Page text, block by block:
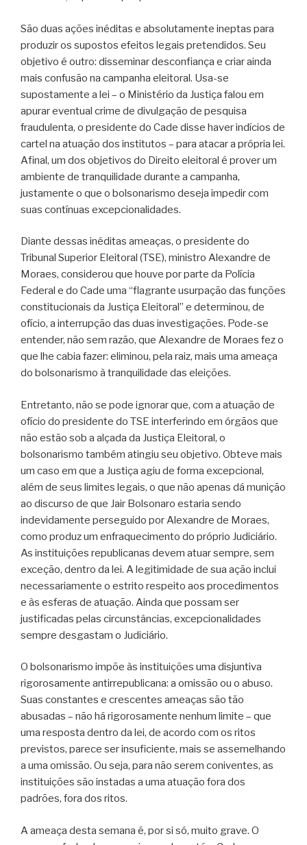
São duas ações inéditas e absolutamente ineptas para
produzir os supostos efeitos legais pretendidos. Seu
objetivo é outro: disseminar desconfiança e criar ainda
mais confusão na campanha eleitoral. Usa-se
supostamente a lei – o Ministério da Justiça falou em
apurar eventual crime de divulgação de pesquisa
fraudulenta, o presidente do Cade disse haver indícios de
cartel na atuação dos institutos – para atacar a própria lei.
Afinal, um dos objetivos do Direito eleitoral é prover um
ambiente de tranquilidade durante a campanha,
justamente o que o bolsonarismo deseja impedir com
suas contínuas excepcionalidades.
Diante dessas inéditas ameaças, o presidente do
Tribunal Superior Eleitoral (TSE), ministro Alexandre de
Moraes, considerou que houve por parte da Polícia
Federal e do Cade uma “flagrante usurpação das funções
constitucionais da Justiça Eleitoral” e determinou, de
ofício, a interrupção das duas investigações. Pode-se
entender, não sem razão, que Alexandre de Moraes fez o
que lhe cabia fazer: eliminou, pela raiz, mais uma ameaça
do bolsonarismo à tranquilidade das eleições.
Entretanto, não se pode ignorar que, com a atuação de
ofício do presidente do TSE interferindo em órgãos que
não estão sob a alçada da Justiça Eleitoral, o
bolsonarismo também atingiu seu objetivo. Obteve mais
um caso em que a Justiça agiu de forma excepcional,
além de seus limites legais, o que não apenas dá munição
ao discurso de que Jair Bolsonaro estaria sendo
indevidamente perseguido por Alexandre de Moraes,
como produz um enfraquecimento do próprio Judiciário.
As instituições republicanas devem atuar sempre, sem
exceção, dentro da lei. A legitimidade de sua ação inclui
necessariamente o estrito respeito aos procedimentos
e às esferas de atuação. Ainda que possam ser
justificadas pelas circunstâncias, excepcionalidades
sempre desgastam o Judiciário.
O bolsonarismo impõe às instituições uma disjuntiva
rigorosamente antirrepublicana: a omissão ou o abuso.
Suas constantes e crescentes ameaças são tão
abusadas – não há rigorosamente nenhum limite – que
uma resposta dentro da lei, de acordo com os ritos
previstos, parece ser insuficiente, mais se assemelhando
a uma omissão. Ou seja, para não serem coniventes, as
instituições são instadas a uma atuação fora dos
padrões, fora dos ritos.
A ameaça desta semana é, por si só, muito grave. O